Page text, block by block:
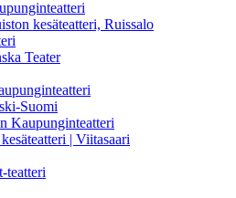
kesäteatteri, Ruissalo
Teater
Suomi
Kaupunginteatteri
| Viitasaari
teatteri